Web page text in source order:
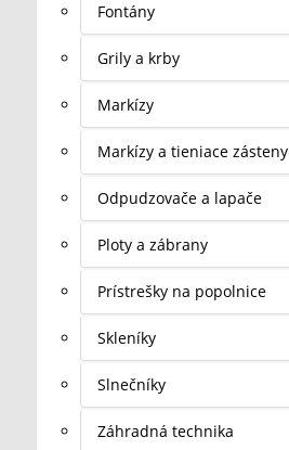
Fontány
Grily a krby
Markízy
Markízy a tieniace zásteny
Odpudzovače a lapače
Ploty a zábrany
Prístrešky na popolnice
Skleníky
Slnečníky
Záhradná technika